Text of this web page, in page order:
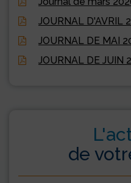
JOURNAL D'AVRIL
JOURNAL DE MAI
JOURNAL DE JUIN
de